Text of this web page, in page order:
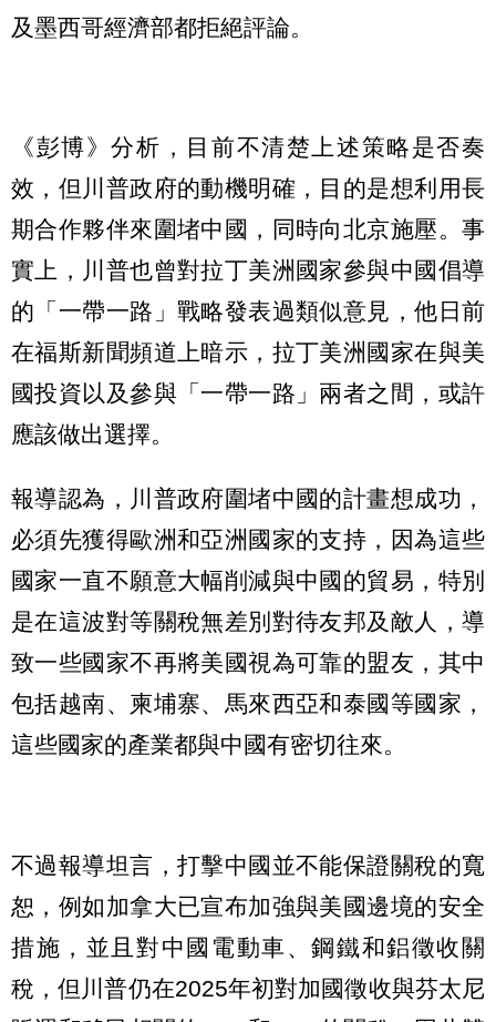
及墨西哥經濟部都拒絕評論。
《彭博》分析，目前不清楚上述策略是否奏
效，但川普政府的動機明確，目的是想利用長
期合作夥伴來圍堵中國，同時向北京施壓。事
實上，川普也曾對拉丁美洲國家參與中國倡導
的「一帶一路」戰略發表過類似意見，他日前
在福斯新聞頻道上暗示，拉丁美洲國家在與美
國投資以及參與「一帶一路」兩者之間，或許
應該做出選擇。
報導認為，川普政府圍堵中國的計畫想成功，
必須先獲得歐洲和亞洲國家的支持，因為這些
國家一直不願意大幅削減與中國的貿易，特別
是在這波對等關稅無差別對待友邦及敵人，導
致一些國家不再將美國視為可靠的盟友，其中
包括越南、柬埔寨、馬來西亞和泰國等國家，
這些國家的產業都與中國有密切往來。
不過報導坦言，打擊中國並不能保證關稅的寬
恕，例如加拿大已宣布加強與美國邊境的安全
措施，並且對中國電動車、鋼鐵和鋁徵收關
稅，但川普仍在2025年初對加國徵收與芬太尼